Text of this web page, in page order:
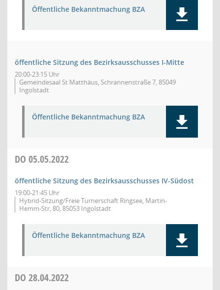
Öffentliche Bekanntmachung BZA
öffentliche Sitzung des Bezirksausschusses I-Mitte
20:00-23:15 Uhr
Gemeindesaal St Matthäus, Schrannenstraße 7, 85049
Ingolstadt
Öffentliche Bekanntmachung BZA
DO 05.05.2022
öffentliche Sitzung des Bezirksausschusses IV-Südost
19:00-21:45 Uhr
Hybrid-Sitzung/Freie Turnerschaft Ringsee, Martin-
Hemm-Str, 80, 85053 Ingolstadt
Öffentliche Bekanntmachung BZA
DO 28.04.2022